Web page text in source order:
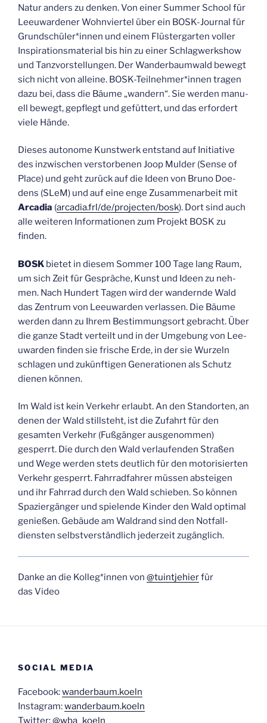
Natur anders zu den­ken. Von einer Sum­mer School für
Lee­u­war­de­ner Wohn­vier­tel über ein BOSK-Jour­nal für
Grundschüler*innen und einem Flüs­ter­gar­ten vol­ler
Inspi­ra­ti­ons­ma­te­ri­al bis hin zu einer Schlag­werk­show
und Tanz­vor­stel­lun­gen. Der Wan­der­baum­wald bewegt
sich nicht von allei­ne. BOSK-Teilnehmer*innen tra­gen
dazu bei, dass die Bäu­me „wan­dern“. Sie wer­den manu­
ell bewegt, gepflegt und gefüt­tert, und das erfor­dert
vie­le Hände.
Die­ses auto­no­me Kunst­werk ent­stand auf Initia­ti­ve
des inzwi­schen ver­stor­be­nen Joop Muld­er (Sen­se of
Place) und geht zurück auf die Ideen von Bru­no Doe­
dens (SLeM) und auf eine enge Zusam­men­ar­beit mit
Arca­dia (arcadia.frl/de/projecten/bosk). Dort sind auch
alle wei­te­ren Infor­ma­tio­nen zum Pro­jekt BOSK zu
finden.
BOSK bie­tet in die­sem Som­mer 100 Tage lang Raum,
um sich Zeit für Gesprä­che, Kunst und Ideen zu neh­
men. Nach Hun­dert Tagen wird der wan­dern­de Wald
das Zen­trum von Lee­u­war­den ver­las­sen. Die Bäu­me
wer­den dann zu Ihrem Bestim­mungs­ort gebracht. Über
die gan­ze Stadt ver­teilt und in der Umge­bung von Lee­
u­war­den fin­den sie fri­sche Erde, in der sie Wur­zeln
schla­gen und zukünf­ti­gen Gene­ra­tio­nen als Schutz
die­nen können.
Im Wald ist kein Ver­kehr erlaubt. An den Stand­or­ten, an
denen der Wald still­steht, ist die Zufahrt für den
gesam­ten Ver­kehr (Fuß­gän­ger aus­ge­nom­men)
gesperrt. Die durch den Wald ver­lau­fen­den Stra­ßen
und Wege wer­den stets deut­lich für den moto­ri­sier­ten
Ver­kehr gesperrt. Fahr­rad­fah­rer müs­sen abstei­gen
und ihr Fahr­rad durch den Wald schie­ben. So kön­nen
Spa­zier­gän­ger und spie­len­de Kin­der den Wald opti­mal
genie­ßen. Gebäu­de am Wald­rand sind den Not­fall­
diens­ten selbst­ver­ständ­lich jeder­zeit zugänglich.
Dan­ke an die Kolleg*innen von @tuintjehierfür
das Video
SOCIAL MEDIA
Facebook:wanderbaum.koeln
Instagram:wanderbaum.koeln
Twitter:@wba_koeln